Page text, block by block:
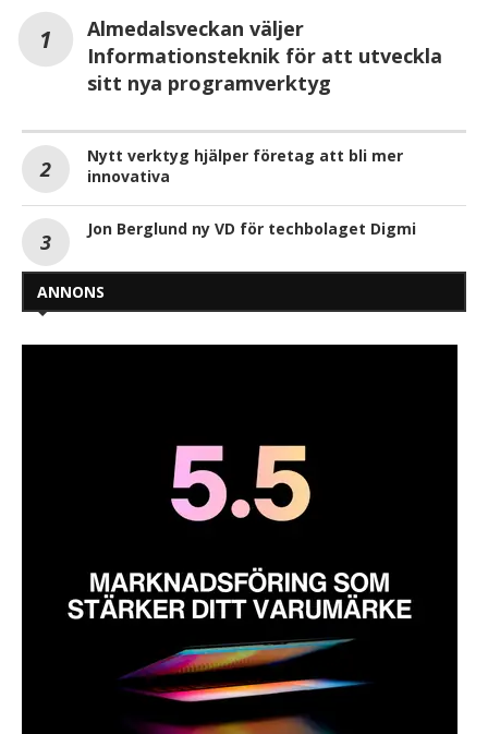
Almedalsveckan väljer
Informationsteknik för att utveckla
sitt nya programverktyg
Nytt verktyg hjälper företag att bli mer
innovativa
Jon Berglund ny VD för techbolaget Digmi
ANNONS